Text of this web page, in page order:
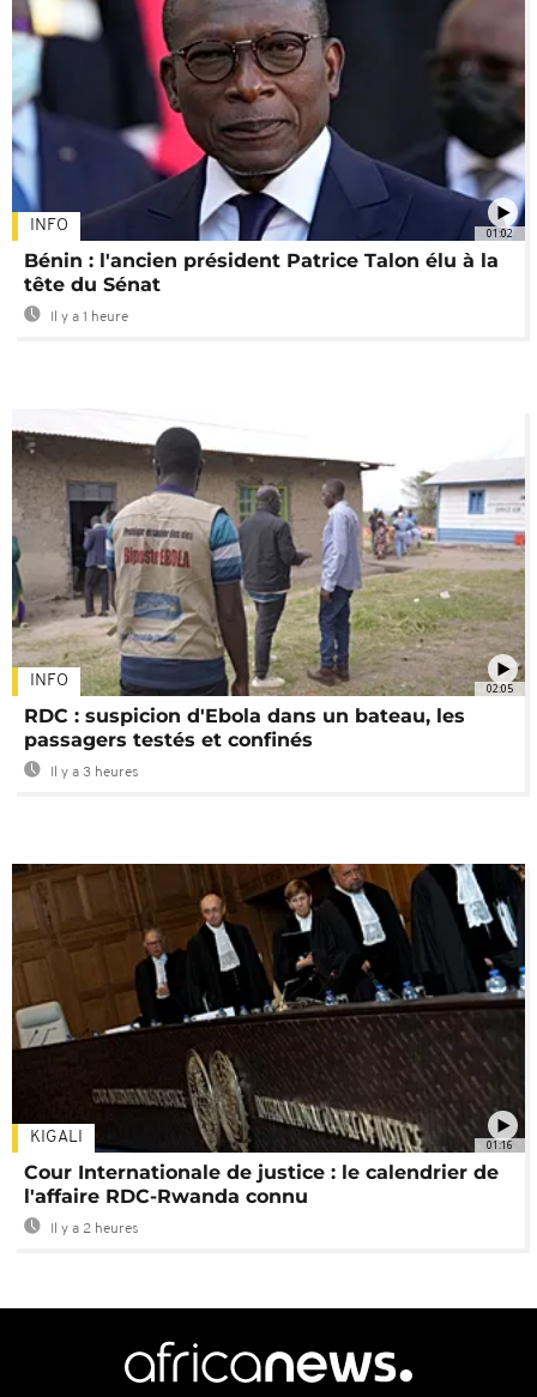
01:02
INFO
Bénin : l'ancien président Patrice Talon élu à la
tête du Sénat
Il y a 1 heure
02:05
INFO
RDC : suspicion d'Ebola dans un bateau, les
passagers testés et confinés
Il y a 3 heures
01:16
KIGALI
Cour Internationale de justice : le calendrier de
l'affaire RDC-Rwanda connu
Il y a 2 heures